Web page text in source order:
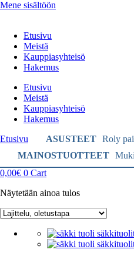
Mene sisältöön
Etusivu
Meistä
Kauppiasyhteisö
Hakemus
Etusivu
Meistä
Kauppiasyhteisö
Hakemus
Etusivu
ASUSTEET Roly
MAINOSTUOTTEET
0,00€ 0 Cart
Näytetään ainoa tulos